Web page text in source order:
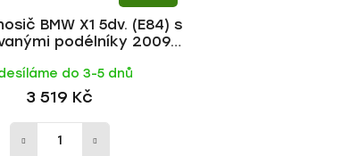
BMW X1 5dv. (E84) s
podélníky 2009-
do 3-5 dnů
3 519 Kč